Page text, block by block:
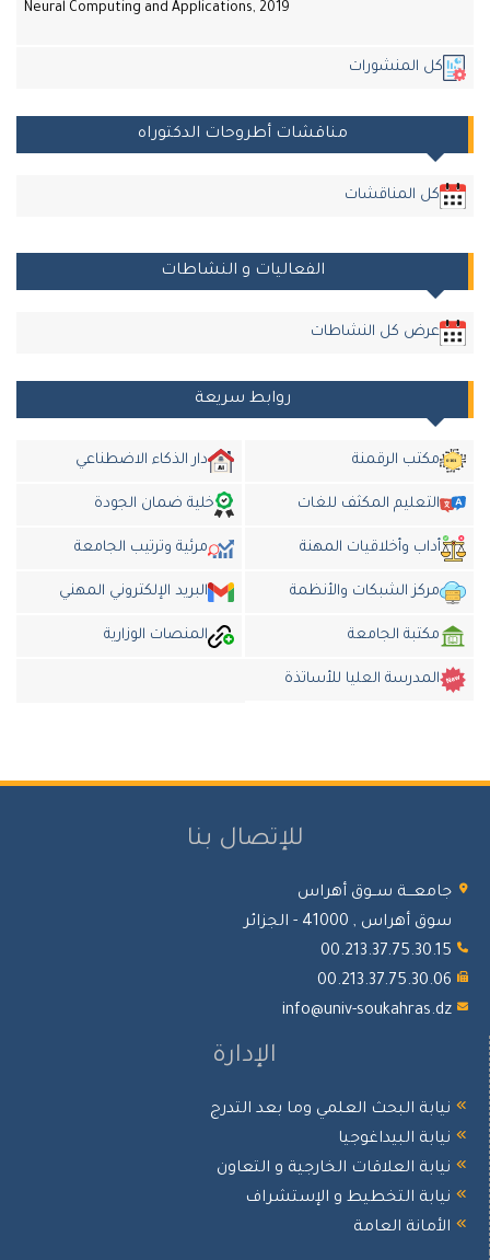
Neural Computing and Applications, 2019
المنشورات
مناقشات أطروحات الدكتوراه
كل المناقشات
الفعاليات و النشاطات
عرض كل النشاطات
روابط سريعة
مكتب الرقمنة دار الذكاء الاضطناعي
التعليم المكثف للغات خلية ضمان الجودة
وأخلاقيات المهنة مرئية وترتيب الجامعة
مركز الشبكات والأنظمة البريد الإلكتروني المهني
مكتبة الجامعة المنصات الوزارية
المدرسة العليا للأساتذة
للإتصال بنا
ســوق أهراس
, 41000 - الجزائر
info@univ-
الإدارة
البحث العلمي وما بعد التدرج
البيداغوجيا
العلاقات الخارجية و التعاون
التخطيط و الإستشراف
العامة